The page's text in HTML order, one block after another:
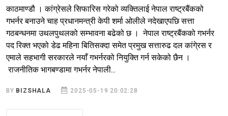
काठमाण्डौ । कांग्रेसले सिफारिस गरेको व्यक्तिलाई नेपाल राष्ट्रबैंकको
गभर्नर बनाउने चाह प्रधानमन्त्री केपी शर्मा ओलीले नदेखाएपछि सत्ता
गठबन्धनमा उथलपुथलको सम्भावना बढेको छ । नेपाल राष्ट्रबैंकको गभर्नर
पद रिक्त भएको डेढ महिना बितिसक्दा समेत प्रमुख सत्तारुढ दल कांगे्रस र
एमाले सहभागी सरकारले नयाँ गभर्नरको नियुक्ति गर्न सकेको छैन ।
राजनीतिक भागबण्डामा गभर्नर नेपाली...
BY BIZSHALA 2025-05-19 20:02:28